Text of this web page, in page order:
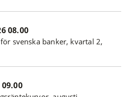
08.00
svenska banker, kvartal 2,